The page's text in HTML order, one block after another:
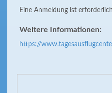
Eine Anmeldung ist erforderlich
Weitere Informationen:
https://